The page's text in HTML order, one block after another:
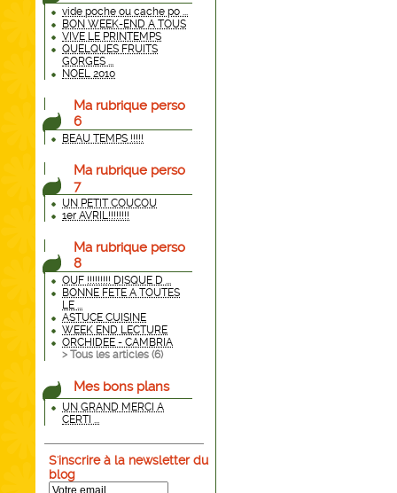
vide poche ou cache po ...
BON WEEK-END A TOUS
VIVE LE PRINTEMPS
QUELQUES FRUITS
GORGES ...
NOEL 2010
Ma rubrique perso
6
BEAU TEMPS !!!!!
Ma rubrique perso
7
UN PETIT COUCOU
1er AVRIL!!!!!!!!
Ma rubrique perso
8
OUF !!!!!!!!! DISQUE D ...
BONNE FETE A TOUTES
LE ...
ASTUCE CUISINE
WEEK END LECTURE
ORCHIDEE - CAMBRIA
> Tous les articles (6)
Mes bons plans
UN GRAND MERCI A
CERTI ...
S'inscrire à la newsletter du
blog